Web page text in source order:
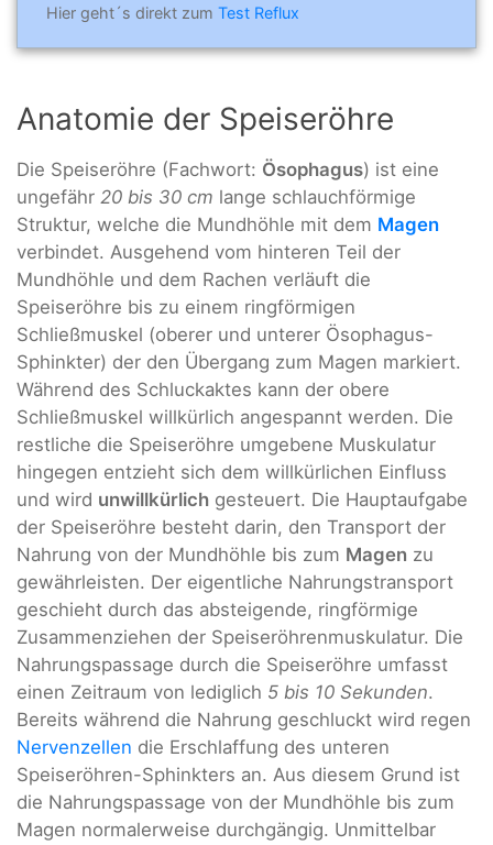
Hier geht´s direkt zum Test Reflux
Anatomie der Speiseröhre
Die Speiseröhre (Fachwort: Ösophagus) ist eine
ungefähr 20 bis 30 cm lange schlauchförmige
Struktur, welche die Mundhöhle mit dem Magen
verbindet. Ausgehend vom hinteren Teil der
Mundhöhle und dem Rachen verläuft die
Speiseröhre bis zu einem ringförmigen
Schließmuskel (oberer und unterer Ösophagus-
Sphinkter) der den Übergang zum Magen markiert.
Während des Schluckaktes kann der obere
Schließmuskel willkürlich angespannt werden. Die
restliche die Speiseröhre umgebene Muskulatur
hingegen entzieht sich dem willkürlichen Einfluss
und wird unwillkürlich gesteuert. Die Hauptaufgabe
der Speiseröhre besteht darin, den Transport der
Nahrung von der Mundhöhle bis zum Magen zu
gewährleisten. Der eigentliche Nahrungstransport
geschieht durch das absteigende, ringförmige
Zusammenziehen der Speiseröhrenmuskulatur. Die
Nahrungspassage durch die Speiseröhre umfasst
einen Zeitraum von lediglich 5 bis 10 Sekunden.
Bereits während die Nahrung geschluckt wird regen
Nervenzellen die Erschlaffung des unteren
Speiseröhren-Sphinkters an. Aus diesem Grund ist
die Nahrungspassage von der Mundhöhle bis zum
Magen normalerweise durchgängig. Unmittelbar